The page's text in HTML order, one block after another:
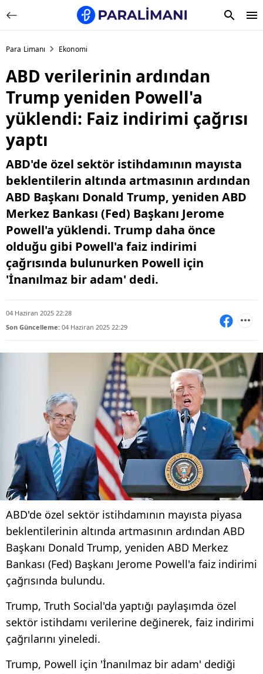
Para Limanı Ekonomi
ABD verilerinin ardından
Trump yeniden Powell'a
yüklendi: Faiz indirimi çağrısı
yaptı
ABD'de özel sektör istihdamının mayısta
beklentilerin altında artmasının ardından
ABD Başkanı Donald Trump, yeniden ABD
Merkez Bankası (Fed) Başkanı Jerome
Powell'a yüklendi. Trump daha önce
olduğu gibi Powell'a faiz indirimi
çağrısında bulunurken Powell için
'İnanılmaz bir adam' dedi.
04 Haziran 2025 22:28
Son Güncelleme: 04 Haziran 2025 22:29
ABD'de özel sektör istihdamının mayısta piyasa
beklentilerinin altında artmasının ardından ABD
Başkanı Donald Trump, yeniden ABD Merkez
Bankası (Fed) Başkanı Jerome Powell'a faiz indirimi
çağrısında bulundu.
Trump, Truth Social'da yaptığı paylaşımda özel
sektör istihdamı verilerine değinerek, faiz indirimi
çağrılarını yineledi.
Trump, Powell için 'İnanılmaz bir adam' dediği